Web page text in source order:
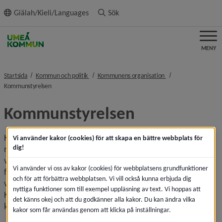
innehållet
Giälah/Kieli/Languages Sök
MENY
Startsida Kommun och politik nivå i brödsmulenavigeringen
Kommunens organisation nivå i
Kommunstyrelsennivå i brödsmulenavigeringen
Kommunstyrelsen
Kommunstyrelsen, kommunens motsvarighet till
regeringen, är en nämnd och har 15 ledamöter som är
valda av kommunfullmäktige. Kommunstyrelsen ansvarar
för övergripande ledning och samordning av kommunens
verksamheter, men också för ekonomi och budget.
Kommunstyrelsen bereder ärenden som ska beslutas av
kommun­fullmäktige.
Vi använder kakor (cookies) för att skapa en bättre webbplats för
dig!
Vi använder vi oss av kakor (cookies) för webbplatsens grundfunktioner
och för att förbättra webbplatsen. Vi vill också kunna erbjuda dig
nyttiga funktioner som till exempel uppläsning av text. Vi hoppas att
det känns okej och att du godkänner alla kakor. Du kan ändra vilka
kakor som får användas genom att klicka på inställningar.